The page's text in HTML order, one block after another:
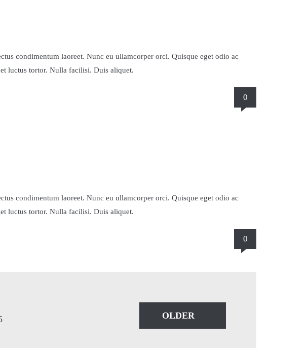
condimentum laoreet. Nunc eu ullamcorper orci. Quisque eget odio ac
luctus tortor. Nulla facilisi. Duis aliquet.
0
condimentum laoreet. Nunc eu ullamcorper orci. Quisque eget odio ac
luctus tortor. Nulla facilisi. Duis aliquet.
0
OLDER